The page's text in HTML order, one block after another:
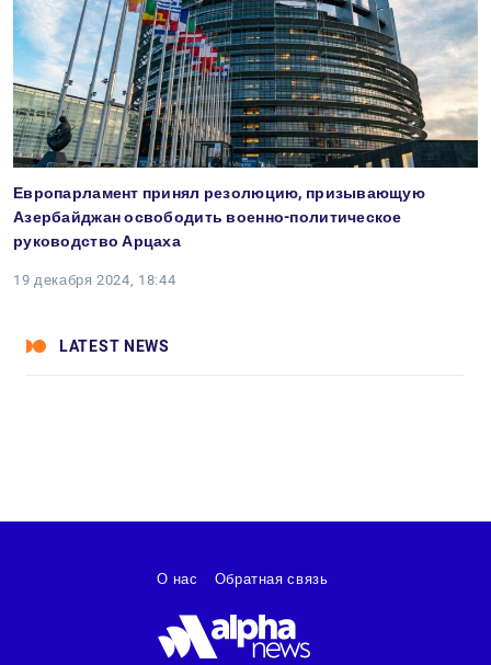
Европарламент принял резолюцию, призывающую
Азербайджан освободить военно-политическое
руководство Арцаха
19 декабря 2024, 18:44
LATEST NEWS
О нас Обратная связь